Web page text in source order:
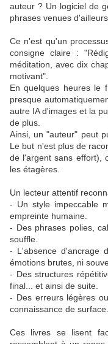
auteur ? Un logiciel de
phrases venues
Ce n'est qu'un
consigne claire :
méditation, avec dix
motivant".
En quelques heures le
presque
autre IA d'images et la
de plus.
Ainsi, un "auteur" peut
Le but n'est plus de
de l'argent sans effort),
les étagères.
Un lecteur attentif
- Un style impeccable
empreinte humaine.
- Des phrases polies,
souffle.
- L'absence d'ancrage
émotions brutes, ni
- Des structures
final... et ainsi de suite.
- Des erreurs légères
connaissance de surface.
Ces livres se lisent